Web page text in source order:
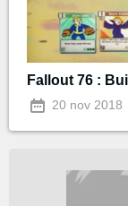
Fallout 76 :
20 nov 2018